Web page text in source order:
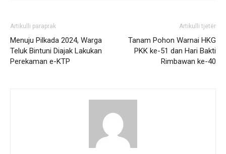
Artikulli paraprak
Menuju Pilkada 2024, Warga
Teluk Bintuni Diajak Lakukan
Perekaman e-KTP
Artikulli tjetër
Tanam Pohon Warnai HKG
PKK ke-51 dan Hari Bakti
Rimbawan ke-40